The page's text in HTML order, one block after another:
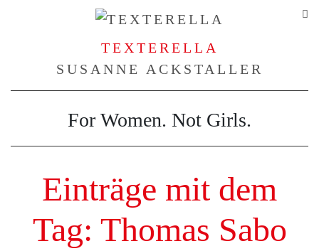
TEXTERELLA
SUSANNE ACKSTALLER
For Women. Not Girls.
Einträge mit dem
Tag: Thomas Sabo